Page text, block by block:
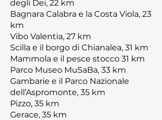
degli Dei, 22 km
Bagnara Calabra e la Costa Viola, 23
km
Vibo Valentia, 27 km
Scilla e il borgo di Chianalea, 31 km
Mammola e il pesce stocco 31 km
Parco Museo MuSaBa, 33 km
Gambarie e il Parco Nazionale
dell’Aspromonte, 35 km
Pizzo, 35 km
Gerace, 35 km